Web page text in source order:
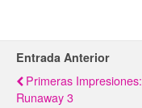
Entrada Anterior
Primeras Impresiones:
Runaway 3